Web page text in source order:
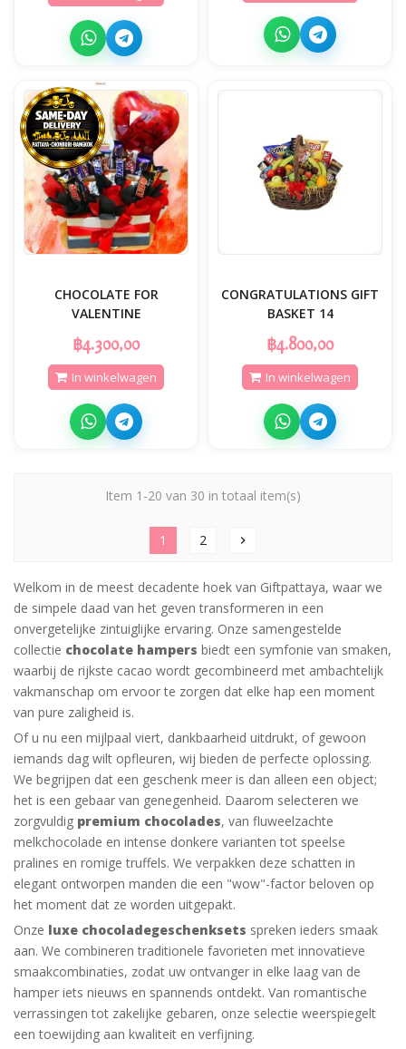
CHOCOLATE FOR
VALENTINE
฿4.300,00
In winkelwagen
CONGRATULATIONS GIFT
BASKET 14
฿4.800,00
In winkelwagen
Item 1-20 van 30 in totaal item(s)
1 2 chevron_right
Welkom in de meest decadente hoek van Giftpattaya, waar we
de simpele daad van het geven transformeren in een
onvergetelijke zintuiglijke ervaring. Onze samengestelde
collectie chocolate hampers biedt een symfonie van smaken,
waarbij de rijkste cacao wordt gecombineerd met ambachtelijk
vakmanschap om ervoor te zorgen dat elke hap een moment
van pure zaligheid is.
Of u nu een mijlpaal viert, dankbaarheid uitdrukt, of gewoon
iemands dag wilt opfleuren, wij bieden de perfecte oplossing.
We begrijpen dat een geschenk meer is dan alleen een object;
het is een gebaar van genegenheid. Daarom selecteren we
zorgvuldig premium chocolades, van fluweelzachte
melkchocolade en intense donkere varianten tot speelse
pralines en romige truffels. We verpakken deze schatten in
elegant ontworpen manden die een "wow"-factor beloven op
het moment dat ze worden uitgepakt.
Onze luxe chocoladegeschenksets spreken ieders smaak
aan. We combineren traditionele favorieten met innovatieve
smaakcombinaties, zodat uw ontvanger in elke laag van de
hamper iets nieuws en spannends ontdekt. Van romantische
verrassingen tot zakelijke gebaren, onze selectie weerspiegelt
een toewijding aan kwaliteit en verfijning.